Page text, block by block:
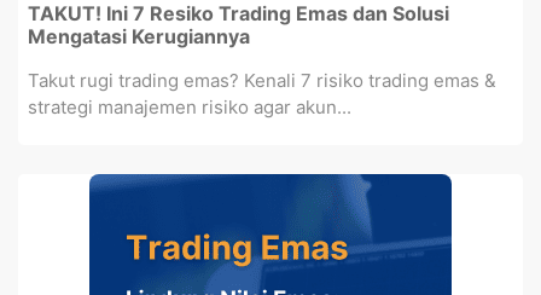
TAKUT! Ini 7 Resiko Trading Emas dan Solusi
Mengatasi Kerugiannya
Takut rugi trading emas? Kenali 7 risiko trading emas &
strategi manajemen risiko agar akun...